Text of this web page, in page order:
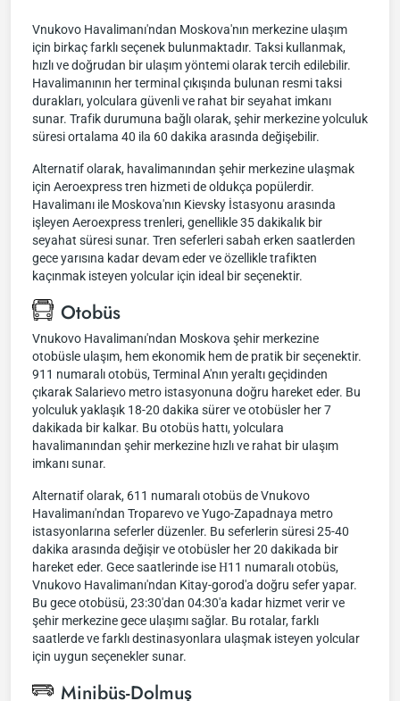
Vnukovo Havalimanı'ndan Moskova'nın merkezine ulaşım
için birkaç farklı seçenek bulunmaktadır. Taksi kullanmak,
hızlı ve doğrudan bir ulaşım yöntemi olarak tercih edilebilir.
Havalimanının her terminal çıkışında bulunan resmi taksi
durakları, yolculara güvenli ve rahat bir seyahat imkanı
sunar. Trafik durumuna bağlı olarak, şehir merkezine yolculuk
süresi ortalama 40 ila 60 dakika arasında değişebilir.
Alternatif olarak, havalimanından şehir merkezine ulaşmak
için Aeroexpress tren hizmeti de oldukça popülerdir.
Havalimanı ile Moskova'nın Kievsky İstasyonu arasında
işleyen Aeroexpress trenleri, genellikle 35 dakikalık bir
seyahat süresi sunar. Tren seferleri sabah erken saatlerden
gece yarısına kadar devam eder ve özellikle trafikten
kaçınmak isteyen yolcular için ideal bir seçenektir.
Otobüs
Vnukovo Havalimanı'ndan Moskova şehir merkezine
otobüsle ulaşım, hem ekonomik hem de pratik bir seçenektir.
911 numaralı otobüs, Terminal A'nın yeraltı geçidinden
çıkarak Salarievo metro istasyonuna doğru hareket eder. Bu
yolculuk yaklaşık 18-20 dakika sürer ve otobüsler her 7
dakikada bir kalkar. Bu otobüs hattı, yolculara
havalimanından şehir merkezine hızlı ve rahat bir ulaşım
imkanı sunar.
Alternatif olarak, 611 numaralı otobüs de Vnukovo
Havalimanı'ndan Troparevo ve Yugo-Zapadnaya metro
istasyonlarına seferler düzenler. Bu seferlerin süresi 25-40
dakika arasında değişir ve otobüsler her 20 dakikada bir
hareket eder. Gece saatlerinde ise Н11 numaralı otobüs,
Vnukovo Havalimanı'ndan Kitay-gorod'a doğru sefer yapar.
Bu gece otobüsü, 23:30'dan 04:30'a kadar hizmet verir ve
şehir merkezine gece ulaşımı sağlar. Bu rotalar, farklı
saatlerde ve farklı destinasyonlara ulaşmak isteyen yolcular
için uygun seçenekler sunar.
Minibüs-Dolmuş